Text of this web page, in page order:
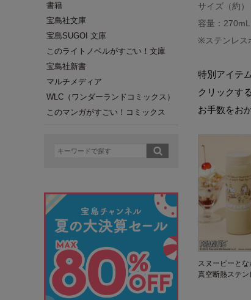
書籍
宝島社文庫
宝島SUGOI 文庫
このライトノベルがすごい！文庫
宝島社新書
マルチメディア
WLC（ワンダーランドコミックス）
このマンガがすごい！コミックス
サイズ（約
容量：270mL
※ステンレス
特別アイテ
クリックす
お手数をお
スヌーピーと
真空断熱ステ